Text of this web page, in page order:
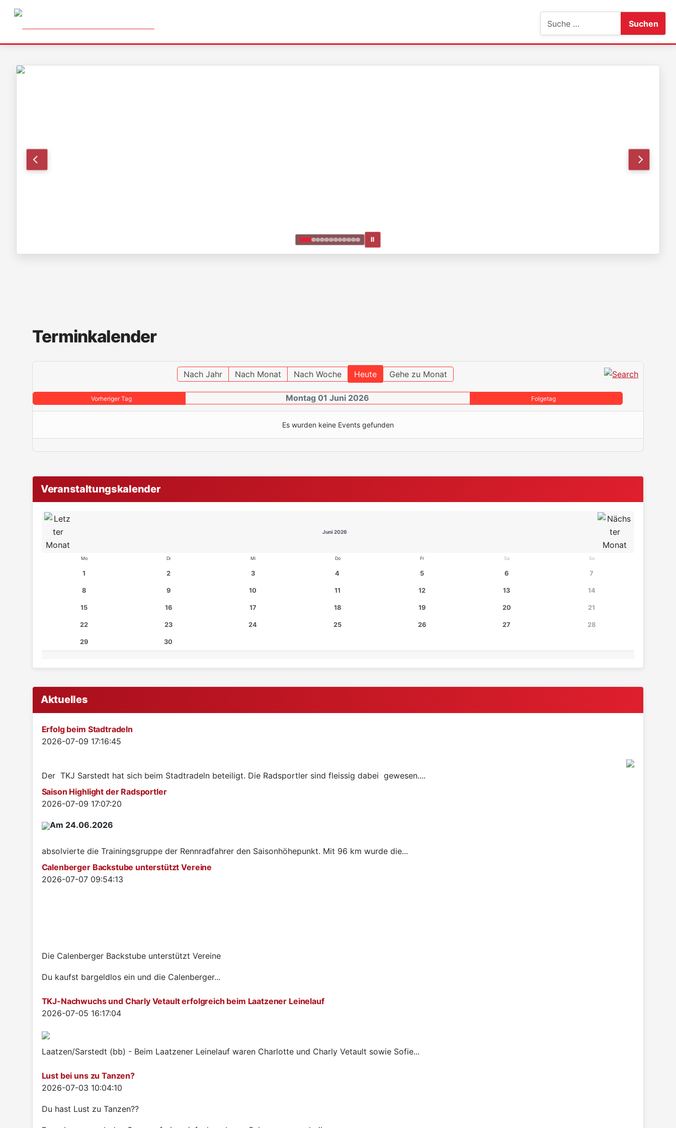
Suchen
Ⅱ
Terminkalender
Nach Jahr Nach Monat Nach Woche Heute Gehe zu Monat
Vorheriger Tag Montag 01 Juni 2026 Folgetag
Es wurden keine Events gefunden
Veranstaltungskalender
Juni 2026
Mo Di Mi Do Fr Sa So
1 2 3 4 5 6 7
8 9 10 11 12 13 14
15 16 17 18 19 20 21
22 23 24 25 26 27 28
29 30
Aktuelles
Erfolg beim Stadtradeln
Details
2026-07-09 17:16:45
Der TKJ Sarstedt hat sich beim Stadtradeln beteiligt. Die Radsportler sind fleissig dabei gewesen....
Saison Highlight der Radsportler
Details
2026-07-09 17:07:20
Am 24.06.2026
absolvierte die Trainingsgruppe der Rennradfahrer den Saisonhöhepunkt. Mit 96 km wurde die...
Calenberger Backstube unterstützt Vereine
Details
2026-07-07 09:54:13
Die Calenberger Backstube unterstützt Vereine
Du kaufst bargeldlos ein und die Calenberger...
TKJ-Nachwuchs und Charly Vetault erfolgreich beim Laatzener Leinelauf
Details
2026-07-05 16:17:04
Laatzen/Sarstedt (bb) - Beim Laatzener Leinelauf waren Charlotte und Charly Vetault sowie Sofie...
Lust bei uns zu Tanzen?
Details
2026-07-03 10:04:10
Du hast Lust zu Tanzen??